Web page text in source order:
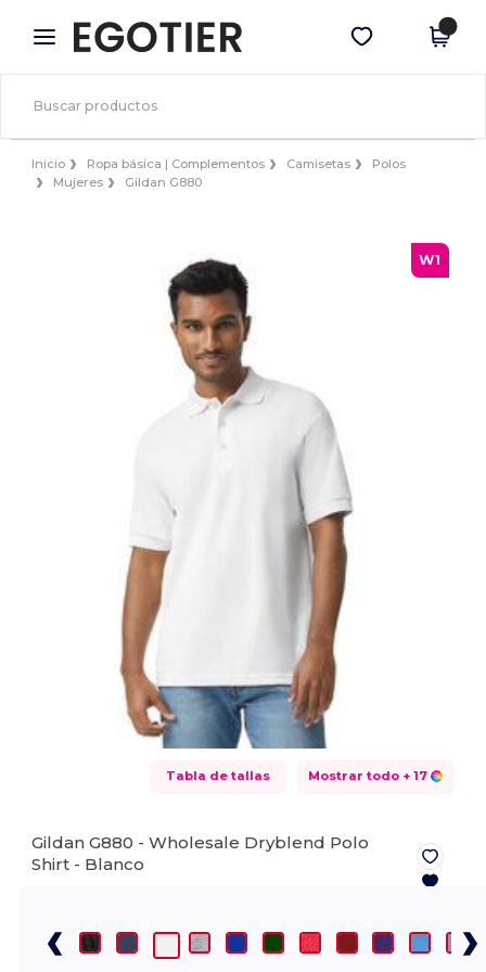
× App de Egotier
¡Mejores precios en app!
Descargar app
Inicio Ropa básica | Complementos Camisetas
Polos
Mujeres
Gildan G880
W1
Tabla de tallas Mostrar todo + 17
Gildan G880 - Wholesale Dryblend Polo
Shirt - Blanco